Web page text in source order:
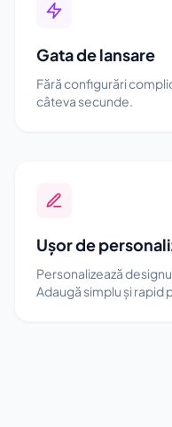
Gata de lansare
Fără configurări
câteva secunde.
Ușor de
Personalizează
Adaugă simplu și rapid